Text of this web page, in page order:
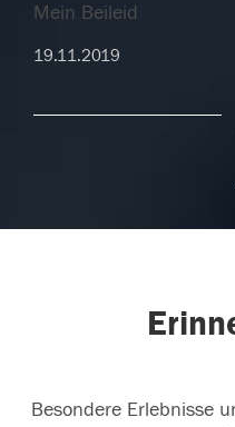
Mein Beileid
19.11.2019
19.11.2019
Besondere Erlebnisse